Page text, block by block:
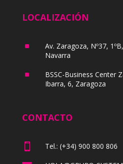
LOCALIZACIÓN
^
Av. Zaragoza, Nº37,
Navarra
^
BSSC-Business Center
Ibarra, 6, Zaragoza
CONTACTO
 Tel.: (+34) 900 800 806